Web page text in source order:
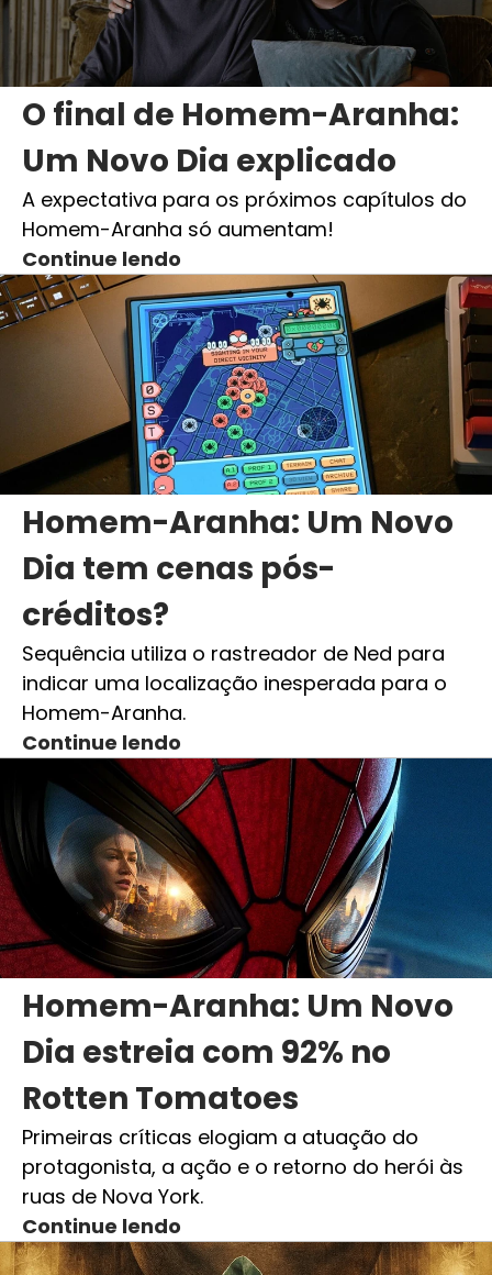
O final de Homem-Aranha:
Um Novo Dia explicado
A expectativa para os próximos capítulos do
Homem-Aranha só aumentam!
Continue lendo
Homem-Aranha: Um Novo
Dia tem cenas pós-
créditos?
Sequência utiliza o rastreador de Ned para
indicar uma localização inesperada para o
Homem-Aranha.
Continue lendo
Homem-Aranha: Um Novo
Dia estreia com 92% no
Rotten Tomatoes
Primeiras críticas elogiam a atuação do
protagonista, a ação e o retorno do herói às
ruas de Nova York.
Continue lendo